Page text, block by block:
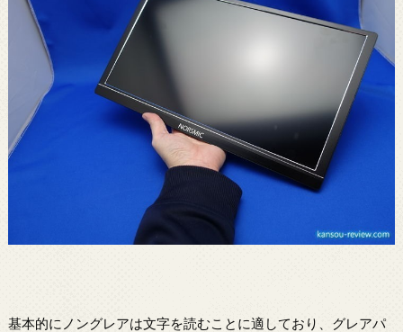
基本的にノングレアは文字を読むことに適しており、グレアパ